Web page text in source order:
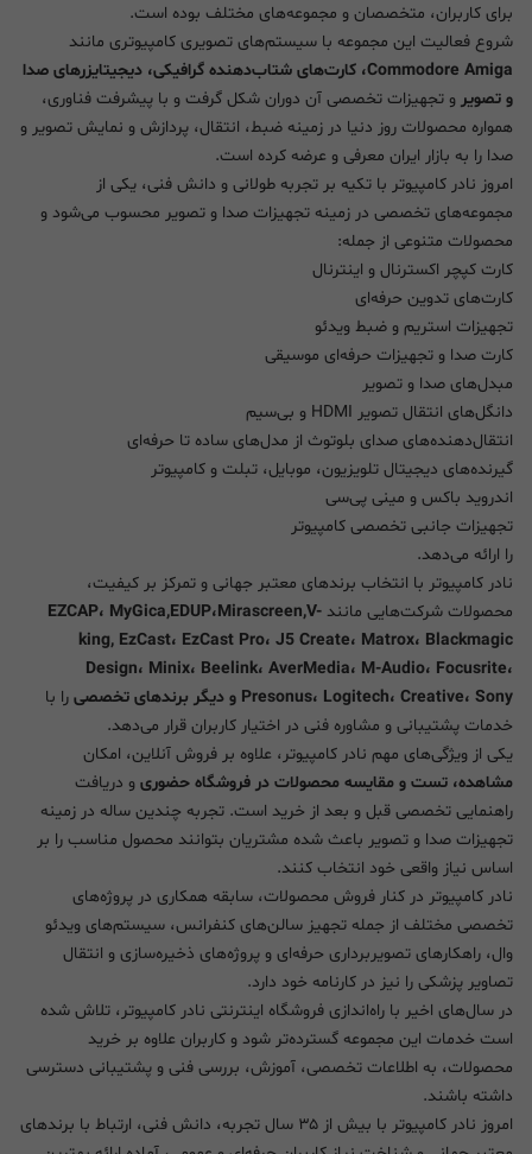
برای کاربران، متخصصان و مجموعه‌های مختلف بوده است.
شروع فعالیت این مجموعه با سیستم‌های تصویری کامپیوتری مانند
Commodore Amiga، کارت‌های شتاب‌دهنده گرافیکی، دیجیتایزرهای صدا
و تصویر و تجهیزات تخصصی آن دوران شکل گرفت و با پیشرفت فناوری،
همواره محصولات روز دنیا در زمینه ضبط، انتقال، پردازش و نمایش تصویر و
صدا را به بازار ایران معرفی و عرضه کرده است.
امروز نادر کامپیوتر با تکیه بر تجربه طولانی و دانش فنی، یکی از
مجموعه‌های تخصصی در زمینه تجهیزات صدا و تصویر محسوب می‌شود و
محصولات متنوعی از جمله:
کارت کپچر اکسترنال و اینترنال
کارت‌های تدوین حرفه‌ای
تجهیزات استریم و ضبط ویدئو
کارت صدا و تجهیزات حرفه‌ای موسیقی
مبدل‌های صدا و تصویر
دانگل‌های انتقال تصویر HDMI و بی‌سیم
انتقال‌دهنده‌های صدای بلوتوث از مدل‌های ساده تا حرفه‌ای
گیرنده‌های دیجیتال تلویزیون، موبایل، تبلت و کامپیوتر
اندروید باکس و مینی پی‌سی
تجهیزات جانبی تخصصی کامپیوتر
را ارائه می‌دهد.
نادر کامپیوتر با انتخاب برندهای معتبر جهانی و تمرکز بر کیفیت،
محصولات شرکت‌هایی مانند EZCAP، MyGica,EDUP،Mirascreen,V-
king, EzCast، EzCast Pro، J5 Create، Matrox، Blackmagic
Design، Minix، Beelink، AverMedia، M-Audio، Focusrite،
Presonus، Logitech، Creative، Sony و دیگر برندهای تخصصی
را با
خدمات پشتیبانی و مشاوره فنی در اختیار کاربران قرار می‌دهد.
یکی از ویژگی‌های مهم نادر کامپیوتر، علاوه بر فروش آنلاین، امکان
مشاهده، تست و مقایسه محصولات در فروشگاه حضوری و دریافت
راهنمایی تخصصی قبل و بعد از خرید است. تجربه چندین ساله در زمینه
تجهیزات صدا و تصویر باعث شده مشتریان بتوانند محصول مناسب را بر
اساس نیاز واقعی خود انتخاب کنند.
نادر کامپیوتر در کنار فروش محصولات، سابقه همکاری در پروژه‌های
تخصصی مختلف از جمله تجهیز سالن‌های کنفرانس، سیستم‌های ویدئو
وال، راهکارهای تصویربرداری حرفه‌ای و پروژه‌های ذخیره‌سازی و انتقال
تصاویر پزشکی را نیز در کارنامه خود دارد.
در سال‌های اخیر با راه‌اندازی فروشگاه اینترنتی نادر کامپیوتر، تلاش شده
است خدمات این مجموعه گسترده‌تر شود و کاربران علاوه بر خرید
محصولات، به اطلاعات تخصصی، آموزش، بررسی فنی و پشتیبانی دسترسی
داشته باشند.
امروز نادر کامپیوتر با بیش از ۳۵ سال تجربه، دانش فنی، ارتباط با برندهای